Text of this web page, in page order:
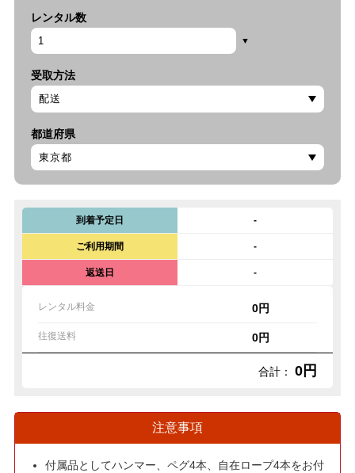
レンタル数
受取方法
都道府県
到着予定日 -
ご利用期間 -
返送日 -
レンタル料金 0円
往復送料 0円
合計： 0円
注意事項
付属品としてハンマー、ペグ4本、自在ロープ4本をお付